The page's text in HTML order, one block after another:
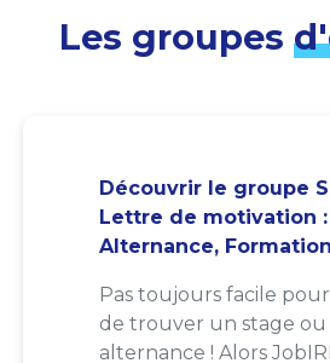
Les groupes
Découvrir le groupe
Lettre de motivation :
Alternance,
Pas toujours facile
de trouver un stage
alternance ! Alors